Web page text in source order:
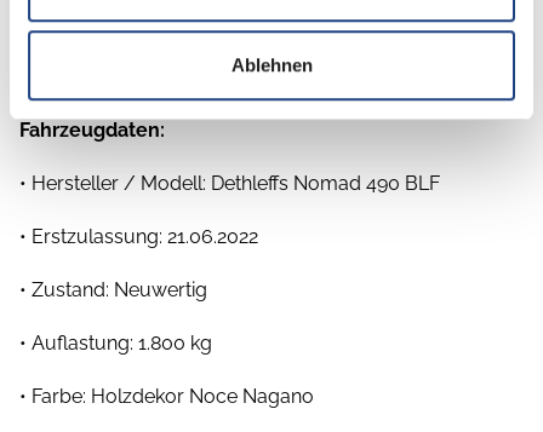
Ablehnen
gehobene Ausstattung legen.
Fahrzeugdaten:
• Hersteller / Modell: Dethleffs Nomad 490 BLF
• Erstzulassung: 21.06.2022
• Zustand: Neuwertig
• Auflastung: 1.800 kg
• Farbe: Holzdekor Noce Nagano